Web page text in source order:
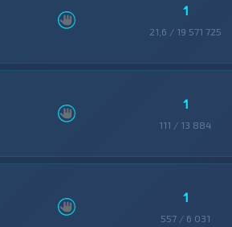
1
21,6 / 19 571 725
1
111 / 13 884
1
557 / 6 031